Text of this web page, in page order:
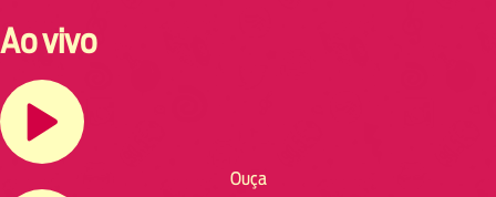
Ao vivo
Ouça